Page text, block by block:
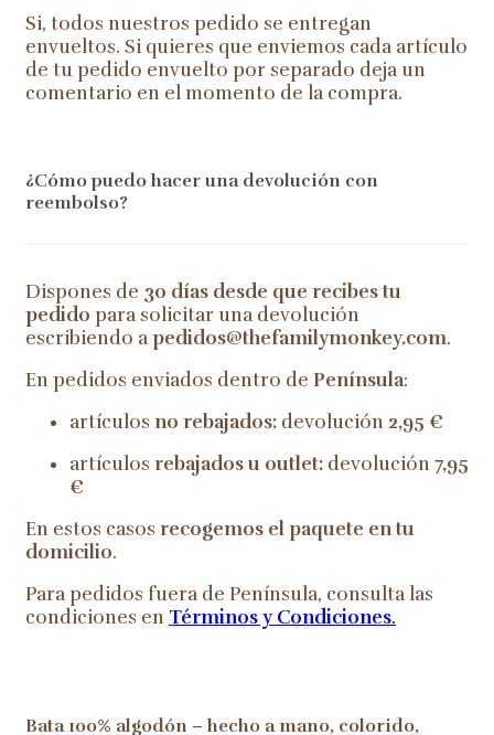
Si, todos nuestros pedido se entregan
envueltos. Si quieres que enviemos cada artículo
de tu pedido envuelto por separado deja un
comentario en el momento de la compra.
¿Cómo puedo hacer una devolución con
reembolso?
Dispones de 30 días desde que recibes tu
pedido para solicitar una devolución
escribiendo apedidos@thefamilymonkey.com.
En pedidos enviados dentro de Península:
artículos no rebajados: devolución 2,95 €
artículos rebajados u outlet: devolución 7,95
€
En estos casos recogemos el paquete en tu
domicilio.
Para pedidos fuera de Península, consulta las
condiciones en Términos y Condiciones.
Bata 100% algodón – hecho a mano, colorido,